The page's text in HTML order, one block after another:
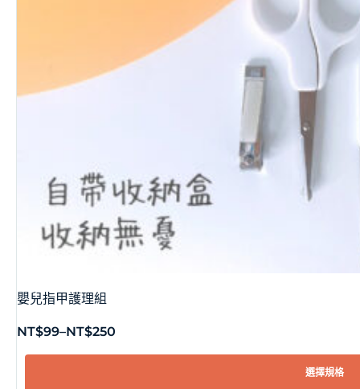
嬰兒指甲護理組
NT$99–NT$250
選擇規格